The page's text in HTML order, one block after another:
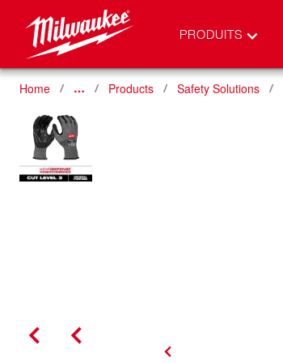
PRODUITS
Home … Products Safety Solutions